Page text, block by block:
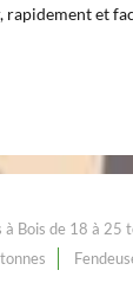
rapidement et
à Bois de 18 à 25